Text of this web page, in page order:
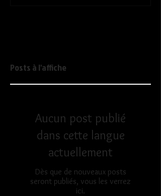
Posts à l'affiche
Aucun post publié
dans cette langue
actuellement
Dès que de nouveaux posts
seront publiés, vous les verrez
ici.